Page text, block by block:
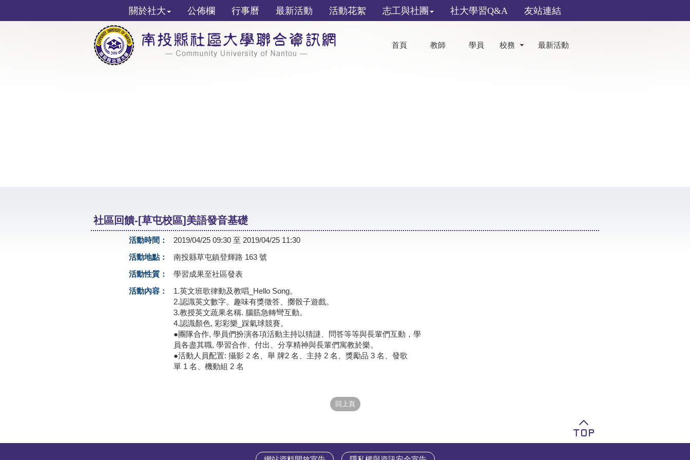
關於社大 公佈欄 行事曆 最新活動 活動花絮 志工與社團 社大學習Q&A 友站連結
首頁 教師 學員 校務 最新活動
社區回饋-[草屯校區]美語發音基礎
活動時間：
2019/04/25 09:30 至 2019/04/25 11:30
活動地點：
南投縣草屯鎮登輝路 163 號
活動性質：
學習成果至社區發表
活動內容：
1.英文班歌律動及教唱_Hello Song。
2.認識英文數字。趣味有獎徵答、擲骰子遊戲。
3.教授英文蔬果名稱. 腦筋急轉彎互動。
4.認識顏色, 彩彩樂_踩氣球競賽。
●團隊合作, 學員們扮演各項活動主持以猜謎、問答等等與長輩們互動，學
員各盡其職, 學習合作、付出、分享精神與長輩們寓教於樂。
●活動人員配置: 攝影 2 名、舉 牌2 名、主持 2 名、獎勵品 3 名、發歌
單 1 名、機動組 2 名